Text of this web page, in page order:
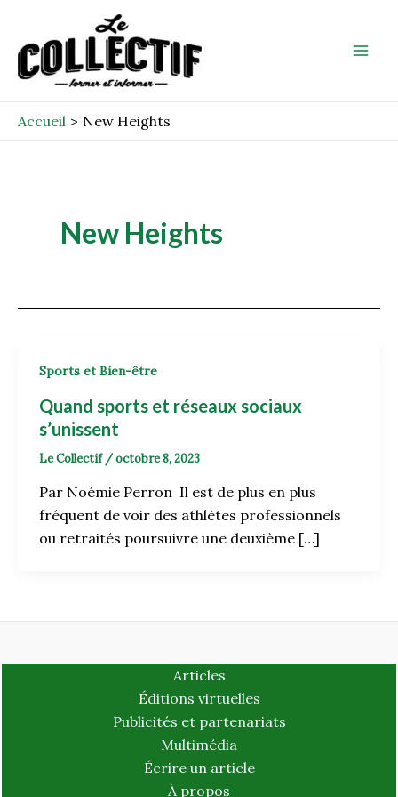
contenu
Accueil New Heights
New Heights
Sports et Bien-être
Quand sports et réseaux sociaux
s’unissent
Le Collectif /octobre 8, 2023
Par Noémie Perron Il est de plus en plus
fréquent de voir des athlètes professionnels
ou retraités poursuivre une deuxième […]
Articles
Éditions virtuelles
Publicités et partenariats
Multimédia
Écrire un article
À propos